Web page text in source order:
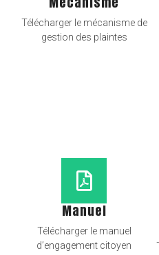
Télécharger le mécanisme de
gestion des plaintes
Manuel
Télécharger le manuel
d’engagement citoyen